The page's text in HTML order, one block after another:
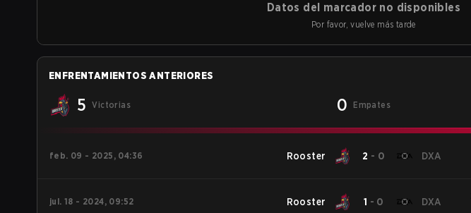
Datos del marcador no disponibles
Por favor, vuelve más tarde
ENFRENTAMIENTOS ANTERIORES
5 Victorias 0 Empates
feb. 09 - 2025, 04:36 Rooster 2 - 0 DXA
jul. 18 - 2024, 09:52 Rooster 1 - 0 DXA